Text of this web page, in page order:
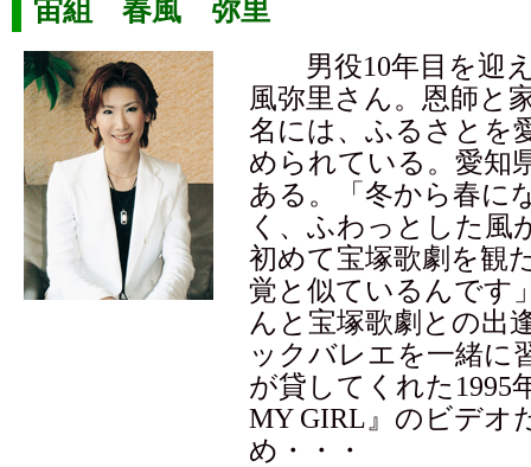
宙組 春風 弥里
男役10年目を迎え
風弥里さん。恩師と
名には、ふるさとを
められている。愛知
ある。「冬から春に
く、ふわっとした風
初めて宝塚歌劇を観
覚と似ているんで
んと宝塚歌劇との出
ックバレエを一緒に
が貸してくれた1995
MY GIRL』のビデオ
め・・・